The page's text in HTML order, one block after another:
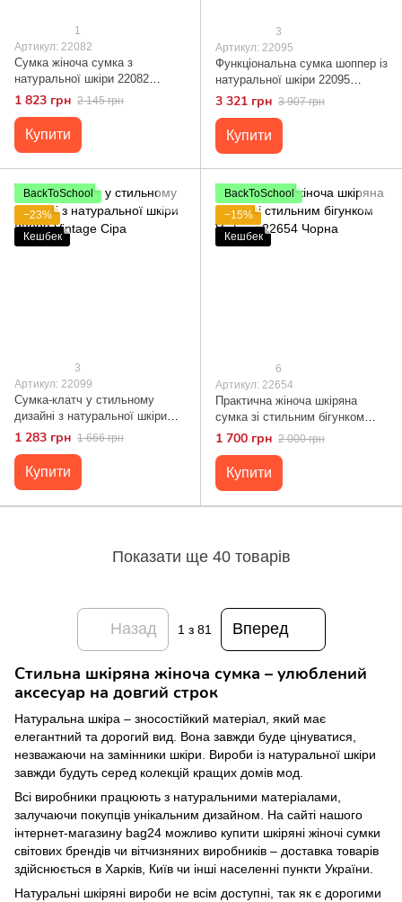
1
Артикул: 22082
Сумка жіноча сумка з
натуральної шкіри 22082
Vintage Чорна
1 823 грн 2 145 грн
Купити
3
Артикул: 22095
Функціональна сумка шоппер із
натуральної шкіри 22095
Vintage Чорна
3 321 грн 3 907 грн
Купити
BackToSchool
−23%
Кешбек
3
Артикул: 22099
Сумка-клатч у стильному
дизайні з натуральної шкіри
22099 Vintage Сіра
1 283 грн 1 666 грн
Купити
BackToSchool
−15%
Кешбек
6
Артикул: 22654
Практична жіноча шкіряна
сумка зі стильним бігунком
Vintage 22654 Чорна
1 700 грн 2 000 грн
Купити
Показати ще 40 товарів
Назад 1 з 81 Вперед
Стильна шкіряна жіноча сумка – улюблений
аксесуар на довгий строк
Натуральна шкіра – зносостійкий матеріал, який має
елегантний та дорогий вид. Вона завжди буде цінуватися,
незважаючи на замінники шкіри. Вироби із натуральної шкіри
завжди будуть серед колекцій кращих домів мод.
Всі виробники працюють з натуральними матеріалами,
залучаючи покупців унікальним дизайном. На сайті нашого
інтернет-магазину bag24 можливо купити шкіряні жіночі сумки
світових брендів чи вітчизняних виробників – доставка товарів
здійснюється в Харків, Київ чи інші населенні пункти України.
Натуральні шкіряні вироби не всім доступні, так як є дорогими